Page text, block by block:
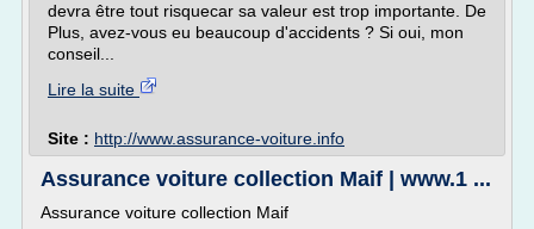
devra être tout risquecar sa valeur est trop importante. De
Plus, avez-vous eu beaucoup d'accidents ? Si oui, mon
conseil...
Lire la suite
Site : http://www.assurance-voiture.info
Assurance voiture collection Maif | www.1 ...
Assurance voiture collection Maif